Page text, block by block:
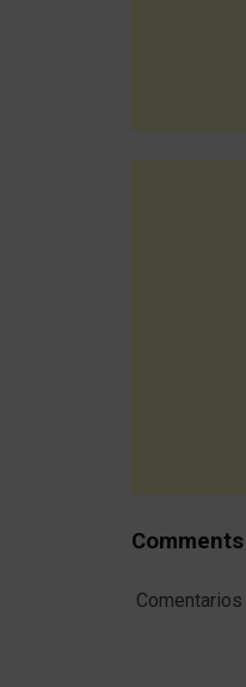
Comments
Comentarios